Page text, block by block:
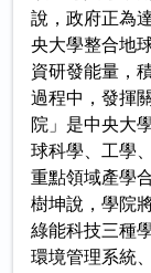
說，政府正為
央大學整合地
資研發能量，
過程中，發揮
院」是中央大
球科學、工學
重點領域產學
樹坤說，學院
綠能科技三種
環境管理系統